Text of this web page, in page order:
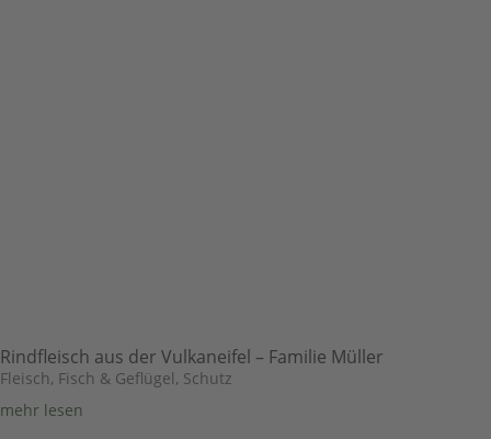
Rindfleisch aus der Vulkaneifel – Familie Müller
Fleisch, Fisch & Geflügel, Schutz
mehr lesen